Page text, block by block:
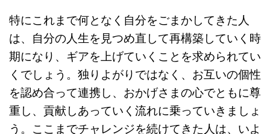
特にこれまで何となく自分をごまかしてきた人
は、自分の人生を見つめ直して再構築していく時
期になり、ギアを上げていくことを求められてい
くでしょう。独りよがりではなく、お互いの個性
を認め合って連携し、おかげさまの心でともに尊
重し、貢献しあっていく流れに乗っていきましょ
う。ここまでチャレンジを続けてきた人は、いよ